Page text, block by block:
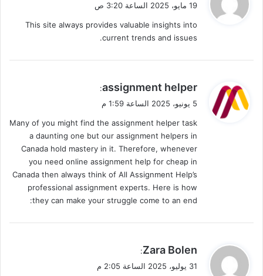
ل
19 مايو، 2025 الساعة 3:20 ص
This site always provides valuable insights into
current trends and issues.
ي
ل
assignment helper
:
5 يونيو، 2025 الساعة 1:59 م
Many of you might find the assignment helper task
a daunting one but our assignment helpers in
Canada hold mastery in it. Therefore, whenever
you need online assignment help for cheap in
Canada then always think of All Assignment Help’s
professional assignment experts. Here is how
they can make your struggle come to an end:
يZara Bolen
:
31 يوليو، 2025 الساعة 2:05 م